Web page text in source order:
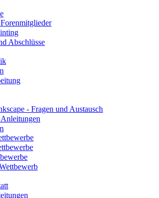
Abschlüsse
- Fragen und Austausch